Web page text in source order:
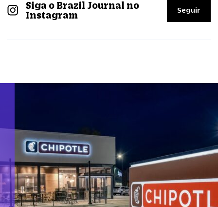
Siga o Brazil Journal no
Instagram
Seguir